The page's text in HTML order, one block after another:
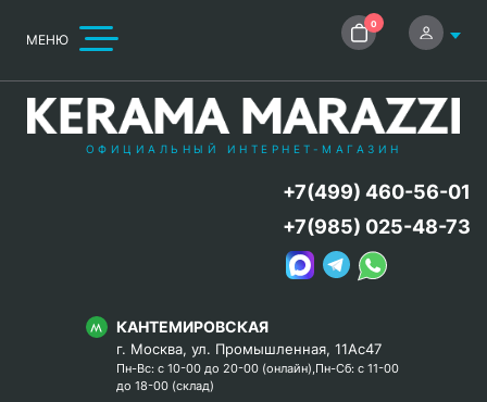
МЕНЮ
0
ОФИЦИАЛЬНЫЙ ИНТЕРНЕТ-МАГАЗИН
КАНТЕМИРОВСКАЯ
г. Москва, ул. Промышленная, 11Ас47
Пн-Вс: с 10-00 до 20-00 (онлайн),Пн-Сб: с 11-00
до 18-00 (склад)
+7(499) 460-56-01
+7(985) 025-48-73